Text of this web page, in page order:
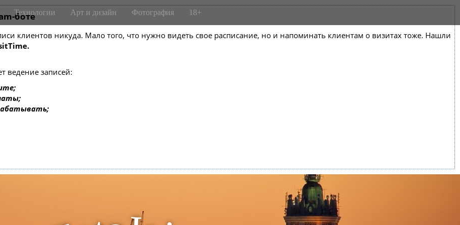
боте
клиентов никуда. Мало того, что нужно видеть свое расписание, но и напоминать клиентам о визитах тоже. Нашли
ведение записей:
Технологии Арт и дизайн Фотография 18+